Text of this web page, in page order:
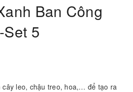
Ban Công
5
cây leo, chậu treo, hoa,… để tạo ra